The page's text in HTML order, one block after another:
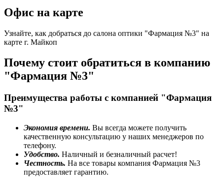
Офис на карте
Узнайте, как добраться до салона оптики "Фармация №3" на
карте г. Майкоп
Почему стоит обратиться в компанию
"Фармация №3"
Преимущества работы с компанией "Фармация
№3"
Экономия времени. Вы всегда можете получить
качественную консультацию у наших менеджеров по
телефону.
Удобство. Наличный и безналичный расчет!
Честность. На все товары компания Фармация №3
предоставляет гарантию.